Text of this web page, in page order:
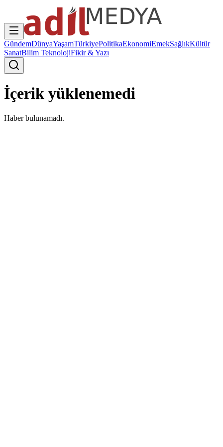
GündemDünyaYaşamTürkiyePolitikaEkonomiEmekSağlıkKültür
SanatBilim TeknolojiFikir & Yazı
İçerik yüklenemedi
Haber bulunamadı.